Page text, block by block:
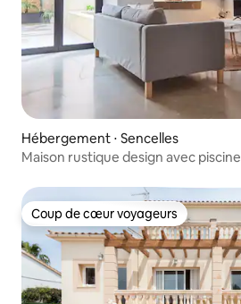
Hébergement ⋅ Sencelles
Maison rustique design avec piscine
Coup de cœur voyageurs
Coup de cœur voyageurs